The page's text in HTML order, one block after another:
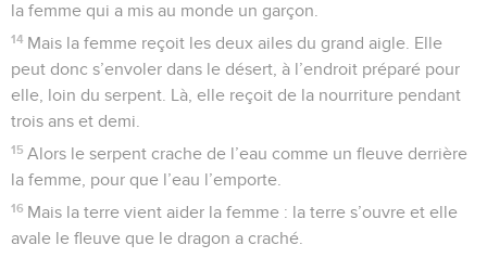
la femme qui a mis au monde un garçon.
14 Mais la femme reçoit les deux ailes du grand aigle. Elle
peut donc s’envoler dans le désert, à l’endroit préparé pour
elle, loin du serpent. Là, elle reçoit de la nourriture pendant
trois ans et demi.
15 Alors le serpent crache de l’eau comme un fleuve derrière
la femme, pour que l’eau l’emporte.
16 Mais la terre vient aider la femme : la terre s’ouvre et elle
avale le fleuve que le dragon a craché.